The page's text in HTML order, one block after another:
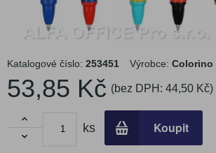
Katalogové číslo: 253451 Výrobce: Colorino
53,85 Kč (bez DPH: 44,50 Kč)


ks Koupit